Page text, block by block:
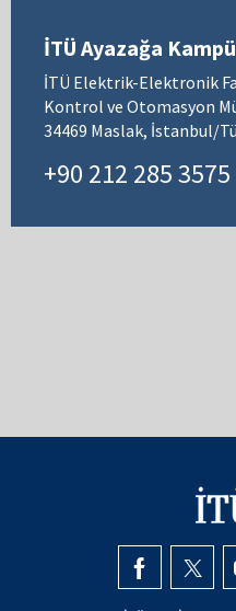
İTÜ Ayazağa
İTÜ Elektrik-Elektronik
Kontrol ve Otomasyon
34469 Maslak, İstanbul/
+90 212 285 3575